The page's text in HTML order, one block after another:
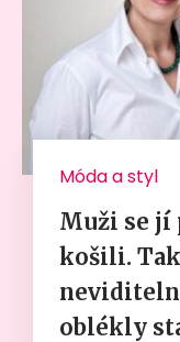
Móda a styl
Muži se jí
košili.
oblékly